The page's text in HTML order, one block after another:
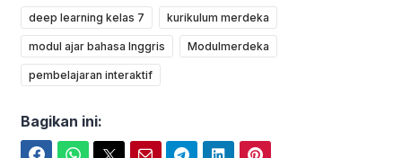
deep learning kelas 7 kurikulum merdeka
modul ajar bahasa Inggris Modulmerdeka
pembelajaran interaktif
Bagikan ini: